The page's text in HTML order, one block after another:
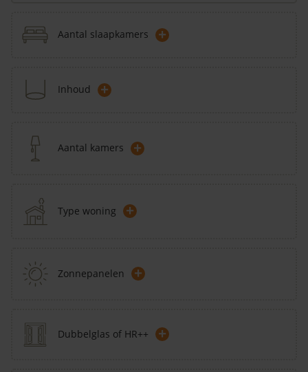
Aantal slaapkamers +
Inhoud +
Aantal kamers +
Type woning +
Zonnepanelen +
Dubbelglas of HR++ +